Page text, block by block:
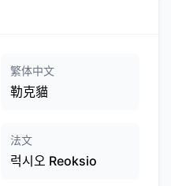
繁体中文
勒克貓
法文
럭시오 Reoksio